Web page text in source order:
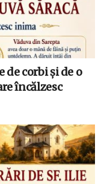
corbi și de o
încălzesc